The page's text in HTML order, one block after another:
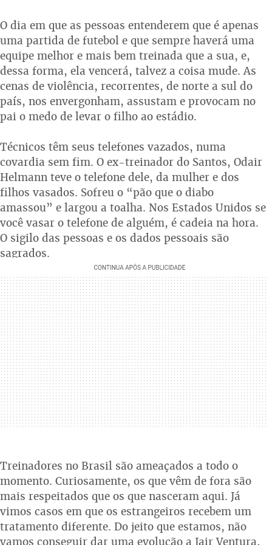
O dia em que as pessoas entenderem que é apenas
uma partida de futebol e que sempre haverá uma
equipe melhor e mais bem treinada que a sua, e,
dessa forma, ela vencerá, talvez a coisa mude. As
cenas de violência, recorrentes, de norte a sul do
país, nos envergonham, assustam e provocam no
pai o medo de levar o filho ao estádio.
Técnicos têm seus telefones vazados, numa
covardia sem fim. O ex-treinador do Santos, Odair
Helmann teve o telefone dele, da mulher e dos
filhos vasados. Sofreu o “pão que o diabo
amassou” e largou a toalha. Nos Estados Unidos se
você vasar o telefone de alguém, é cadeia na hora.
O sigilo das pessoas e os dados pessoais são
sagrados.
Treinadores no Brasil são ameaçados a todo o
momento. Curiosamente, os que vêm de fora são
mais respeitados que os que nasceram aqui. Já
vimos casos em que os estrangeiros recebem um
tratamento diferente. Do jeito que estamos, não
vamos conseguir dar uma evolução a Jair Ventura,